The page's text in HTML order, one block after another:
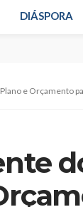
DIÁSPORA
para 2023 sem